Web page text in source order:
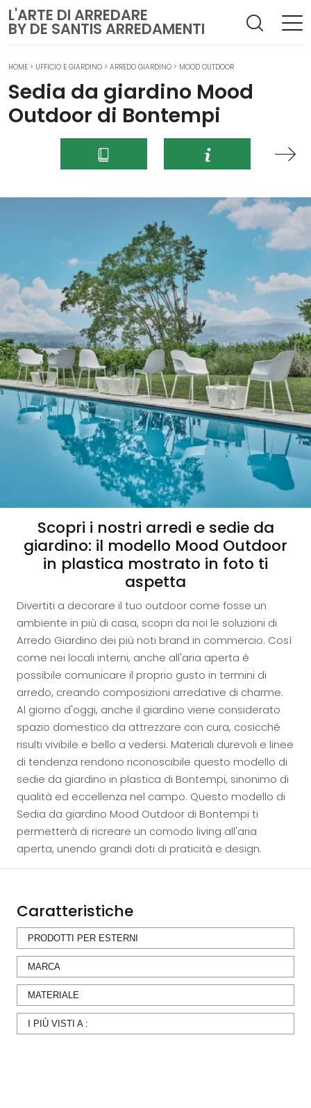
L'ARTE DI ARREDARE
BY DE SANTIS ARREDAMENTI
HOME > UFFICIO E GIARDINO > ARREDO GIARDINO > MOOD OUTDOOR
Sedia da giardino Mood
Outdoor di Bontempi
Scopri i nostri arredi e sedie da
giardino: il modello Mood Outdoor
in plastica mostrato in foto ti
aspetta
Divertiti a decorare il tuo outdoor come fosse un
ambiente in più di casa, scopri da noi le soluzioni di
Arredo Giardino dei più noti brand in commercio. Così
come nei locali interni, anche all'aria aperta è
possibile comunicare il proprio gusto in termini di
arredo, creando composizioni arredative di charme.
Al giorno d'oggi, anche il giardino viene considerato
spazio domestico da attrezzare con cura, cosicché
risulti vivibile e bello a vedersi. Materiali durevoli e linee
di tendenza rendono riconoscibile questo modello di
sedie da giardino in plastica di Bontempi, sinonimo di
qualità ed eccellenza nel campo. Questo modello di
Sedia da giardino Mood Outdoor di Bontempi ti
permetterà di ricreare un comodo living all'aria
aperta, unendo grandi doti di praticità e design.
Caratteristiche
PRODOTTI PER ESTERNI
MARCA
MATERIALE
I PIÙ VISTI A :